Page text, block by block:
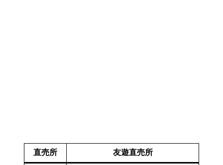
直売所 友遊直売所